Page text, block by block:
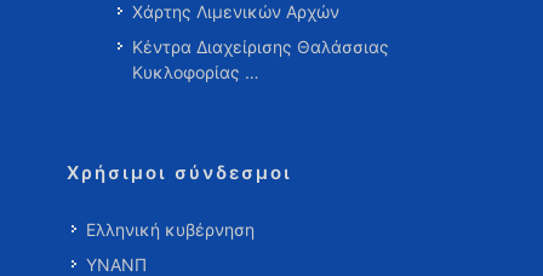
Χάρτης Λιμενικών Αρχών
Κέντρα Διαχείρισης Θαλάσσιας
Κυκλοφορίας …
Χρήσιμοι σύνδεσμοι
Ελληνική κυβέρνηση
ΥΝΑΝΠ